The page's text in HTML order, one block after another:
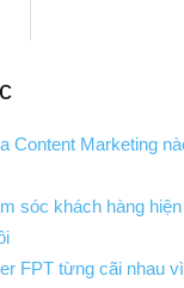
Content Marketing
sóc khách hàng
FPT từng cãi nhau